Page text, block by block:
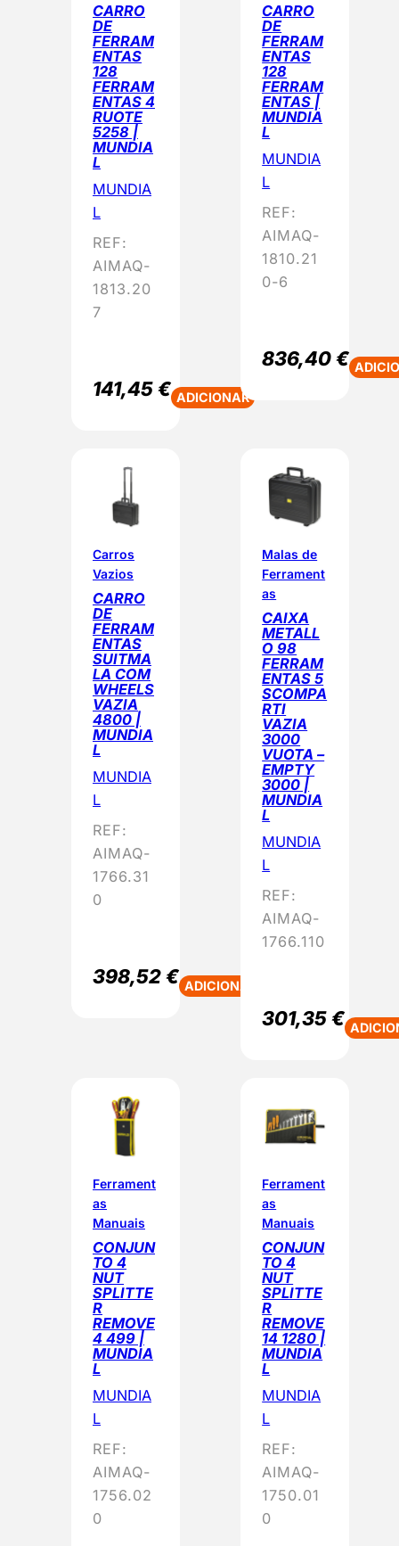
CARRO
DE
FERRAM
ENTAS
128
FERRAM
ENTAS 4
RUOTE
5258 |
MUNDIA
L
MUNDIA
L
REF:
AIMAQ-
1813.20
7
141,45€ ADICIONAR
CARRO
DE
FERRAM
ENTAS
128
FERRAM
ENTAS |
MUNDIA
L
MUNDIA
L
REF:
AIMAQ-
1810.21
0-6
836,40€
Carros
Vazios
CARRO
DE
FERRAM
ENTAS
SUITMA
LA COM
WHEELS
VAZIA
4800 |
MUNDIA
L
MUNDIA
L
REF:
AIMAQ-
1766.31
0
398,52€ ADICIONAR
Malas de
Ferrament
as
CAIXA
METALL
O 98
FERRAM
ENTAS 5
SCOMPA
RTI
VAZIA
3000
VUOTA –
EMPTY
3000 |
MUNDIA
L
MUNDIA
L
REF:
AIMAQ-
1766.110
301,35€
Ferrament
as
Manuais
CONJUN
TO 4
NUT
SPLITTE
R
REMOVE
4 499 |
MUNDIA
L
MUNDIA
L
REF:
AIMAQ-
1756.02
0
Ferrament
as
Manuais
CONJUN
TO 4
NUT
SPLITTE
R
REMOVE
14 1280 |
MUNDIA
L
MUNDIA
L
REF:
AIMAQ-
1750.01
0